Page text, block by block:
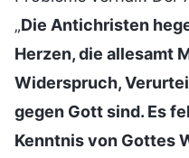
„Die Antichristen
Herzen, die allesamt
Widerspruch,
gegen Gott sind. Es
Kenntnis von Gottes